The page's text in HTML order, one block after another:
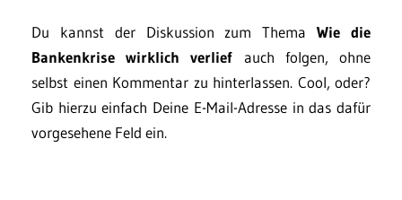
Du kannst der Diskussion zum ThemaWie die
Bankenkrise wirklich verlief auch folgen, ohne
selbst einen Kommentar zu hinterlassen. Cool, oder?
Gib hierzu einfach Deine E-Mail-Adresse in das dafür
vorgesehene Feld ein.